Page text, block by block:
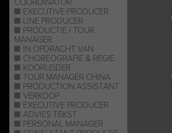
COORDINATOR
EXECUTIVE PRODUCER
LINE PRODUCER
PRODUCTIE / TOUR
MANAGER
IN OPDRACHT VAN
CHOREOGRAFIE & REGIE
KOORLEIDER
TOUR MANAGER CHINA
PRODUCTION ASSISTANT
VERKOOP
EXECUTIVE PRODUCER
ADVIES TEKST
PERSONAL MANAGER